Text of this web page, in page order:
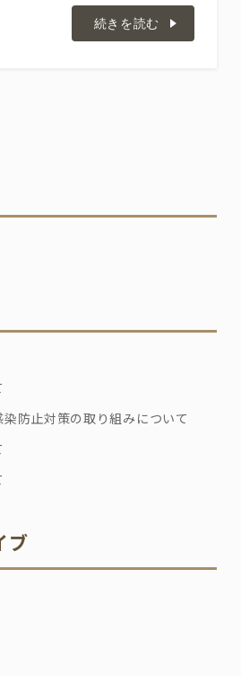
続きを読む
防止対策の取り組みについて
ブ